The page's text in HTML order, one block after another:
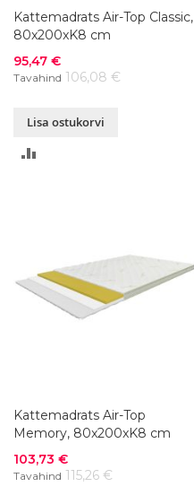
Kattemadrats Air-Top Classic,
80x200xK8 cm
Soodushind
95,47 €
Tavahind 106,08 €
Lisa ostukorvi
Kattemadrats Air-Top
Memory, 80x200xK8 cm
Soodushind
103,73 €
Tavahind 115,26 €